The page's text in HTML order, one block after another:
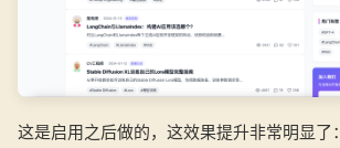
这是启用之后做的，这效果提升非常明显了：